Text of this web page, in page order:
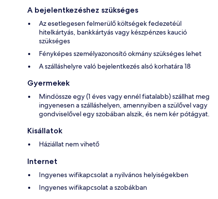
A bejelentkezéshez szükséges
Az esetlegesen felmerülő költségek fedezetéül
hitelkártyás, bankkártyás vagy készpénzes kaució
szükséges
Fényképes személyazonosító okmány szükséges lehet
A szálláshelyre való bejelentkezés alsó korhatára 18
Gyermekek
Mindössze egy (1 éves vagy ennél fiatalabb) szállhat meg
ingyenesen a szálláshelyen, amennyiben a szülővel vagy
gondviselővel egy szobában alszik, és nem kér pótágyat.
Kisállatok
Háziállat nem vihető
Internet
Ingyenes wifikapcsolat a nyilvános helyiségekben
Ingyenes wifikapcsolat a szobákban